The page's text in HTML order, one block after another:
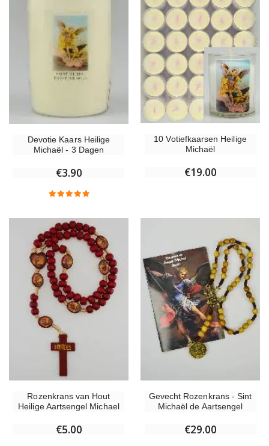
Devotie Kaars Heilige
Michaël - 3 Dagen
€3.90
10 Votiefkaarsen Heilige
Michaël
€19.00
Rozenkrans van Hout
Heilige Aartsengel Michael
€5.00
Gevecht Rozenkrans - Sint
Michaël de Aartsengel
€29.00